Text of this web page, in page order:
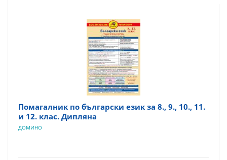
Помагалник по български език за 8., 9., 10., 11.
и 12. клас. Дипляна
ДОМИНО